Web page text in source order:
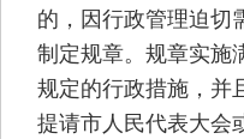
的，因行政管理迫切
制定规章。规章实施
规定的行政措施，并
提请市人民代表大会